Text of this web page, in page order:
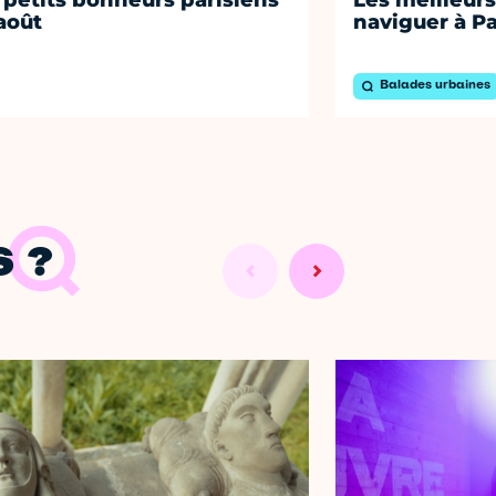
naviguer à
Balades urbaines
?